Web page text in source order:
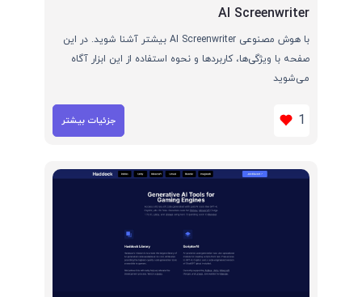
AI Screenwriter
با هوش مصنوعی AI Screenwriter بیشتر آشنا شوید. در این
صفحه با ویژگی‌ها، کاربردها و نحوه استفاده از این ابزار آگاه
می‌شوید
1 جزئیات بیشتر